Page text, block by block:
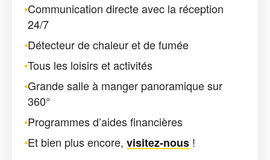
•Communication directe avec la réception
24/7
•Détecteur de chaleur et de fumée
•Tous les loisirs et activités
•Grande salle à manger panoramique sur
360°
•Programmes d’aides financières
•Et bien plus encore, visitez-nous !